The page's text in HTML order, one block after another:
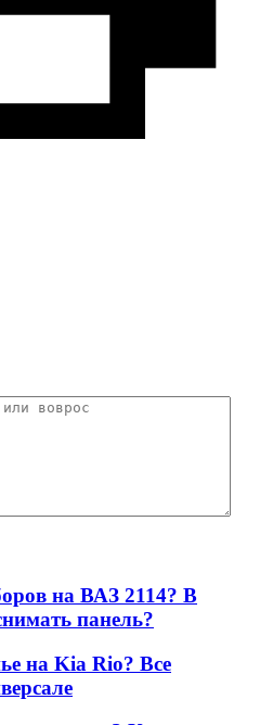
на ВАЗ 2114? В
панель?
на Kia Rio? Все